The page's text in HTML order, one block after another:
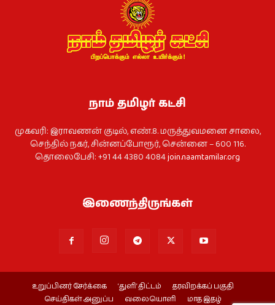
நாம் தமிழர் கட்சி
முகவரி: இராவணன் குடில், எண்.8. மருத்துவமனை சாலை,
செந்தில் நகர், சின்னப்போரூர், சென்னை – 600 116.
தொலைபேசி: +91 44 4380 4084join.naamtamilar.org
இணைந்திருங்கள்
உறுப்பினர் சேர்க்கை ‘துளி’ திட்டம்
தரவிறக்கப் பகுதி
செய்திகள் அனுப்ப
வலையொளி மாத இதழ்